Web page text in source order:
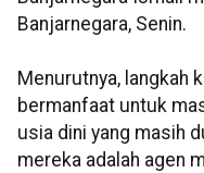
Banjarnegara, Senin.
Menurutnya, langkah
bermanfaat untuk
usia dini yang masih
mereka adalah agen